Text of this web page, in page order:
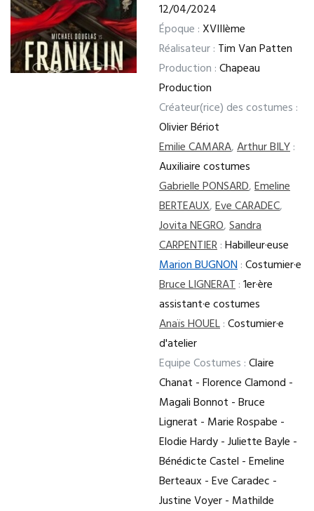
12/04/2024
Époque :XVIIIème
Réalisateur : Tim Van Patten
Production :Chapeau
Production
Créateur(rice) des costumes :
Olivier Bériot
Emilie CAMARA,Arthur BILY:
Auxiliaire costumes
Gabrielle PONSARD,Emeline
BERTEAUX,Eve CARADEC,
Jovita NEGRO,Sandra
CARPENTIER:Habilleur·euse
Marion BUGNON:Costumier·e
Bruce LIGNERAT:1er·ère
assistant·e costumes
Anaïs HOUEL:Costumier·e
d'atelier
Equipe Costumes :Claire
Chanat - Florence Clamond -
Magali Bonnot - Bruce
Lignerat - Marie Rospabe -
Elodie Hardy - Juliette Bayle -
Bénédicte Castel - Emeline
Berteaux - Eve Caradec -
Justine Voyer - Mathilde